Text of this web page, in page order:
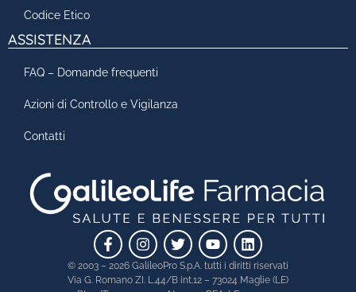
© 2003 – 2026 GalileoPro S.p.A. tutti i diritti riservati
Via G. Romano ZI. L.44/B int.12 – 73024 Maglie (LE)
Codice Etico
ASSISTENZA
FAQ – Domande frequenti
Azioni di Controllo e Vigilanza
Contatti